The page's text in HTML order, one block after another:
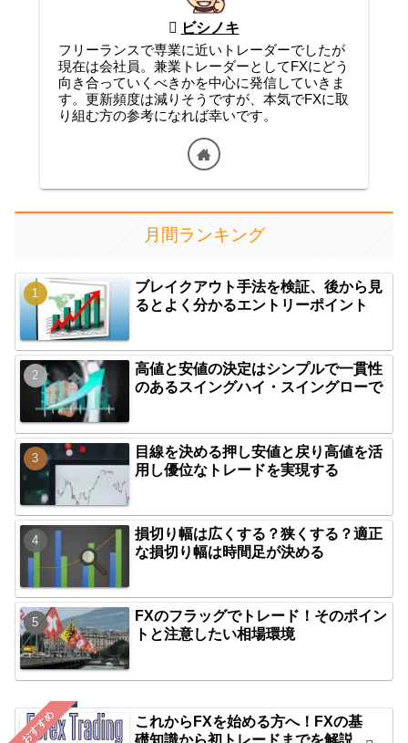
ビシノキ
フリーランスで専業に近いトレーダーでしたが
現在は会社員。兼業トレーダーとしてFXにどう
向き合っていくべきかを中心に発信していきま
す。更新頻度は減りそうですが、本気でFXに取
り組む方の参考になれば幸いです。
月間ランキング
ブレイクアウト手法を検証、後から見
るとよく分かるエントリーポイント
高値と安値の決定はシンプルで一貫性
のあるスイングハイ・スイングローで
目線を決める押し安値と戻り高値を活
用し優位なトレードを実現する
損切り幅は広くする？狭くする？適正
な損切り幅は時間足が決める
FXのフラッグでトレード！そのポイン
トと注意したい相場環境
おすすめ
これからFXを始める方へ！FXの基
礎知識から初トレードまでを解説